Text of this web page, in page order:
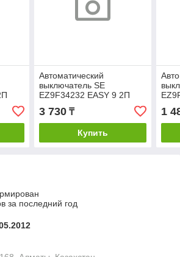
Автоматический
выключатель SE
EZ9F34232 EASY 9 2П
3 730₸
Купить
1
за последний год